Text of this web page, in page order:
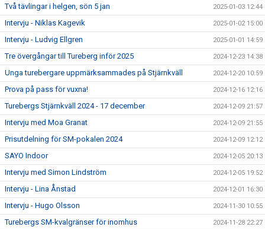
Två tävlingar i helgen, sön 5 jan 2025-01-03 12:44
Intervju - Niklas Kagevik 2025-01-02 15:00
Intervju - Ludvig Ellgren 2025-01-01 14:59
Tre övergångar till Tureberg inför 2025 2024-12-23 14:38
Unga turebergare uppmärksammades på Stjärnkväll 2024-12-20 10:59
Prova på pass för vuxna! 2024-12-16 12:16
Turebergs Stjärnkväll 2024 - 17 december 2024-12-09 21:57
Intervju med Moa Granat 2024-12-09 21:55
Prisutdelning för SM-pokalen 2024 2024-12-09 12:12
SAYO Indoor 2024-12-05 20:13
Intervju med Simon Lindström 2024-12-05 19:52
Intervju - Lina Ånstad 2024-12-01 16:30
Intervju - Hugo Olsson 2024-11-30 10:55
Turebergs SM-kvalgränser för inomhus 2024-11-28 22:27